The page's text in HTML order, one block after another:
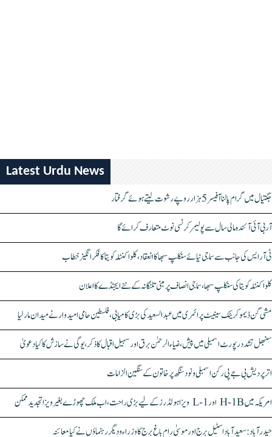
Latest Urdu News
جگتیال میں گرام پالنا آفیسر 5 ہزار روپے رشوت لیتے ہوئے گرفتار
آر بی آئی آئندہ مالی سال سے پولیمر کرنسی نوٹ متعارف کرائے گا
ٹی آر ایس کی جانب سے سماجی نیائے سنکلپ سبھا کا انعقاد، کلواکنٹلہ کویتا کا فکر انگیز خطاب
کلواکنٹلہ کویتا کی سنکلپ سبھا، سماجی انصاف پر مبنی تلنگانہ کے نئے ایجنڈے کا اعلان
مشی گن ڈیموکریٹک سینیٹ پرائمری میں عبدالسعید کی بڑی کامیابی، فلسطین حامی امیدوار نے میدان مار لیا
سنبھل تشدد رپورٹ اسمبلی میں پیش، ضیاء الرحمٰن برق اور سہیل اقبال کا ذکر، یوگی نے سازش کا کیا دعویٰ
اتر پردیش بی جے پی رکن اسمبلی ونود سنگھ پر خاتون کے سنگین الزامات
امریکہ میں H-1B اور L-1 ویزا ہولڈرز کے لیے بڑی راحت، اب ملک چھوڑے بغیر ویزا تجدید ممکن
حیدرآباد: سعیدآباد اسٹیل برج اور موسیٰ رام باغ برج کا وزراء و دیگر رہنماؤں نے کیا معائنہ